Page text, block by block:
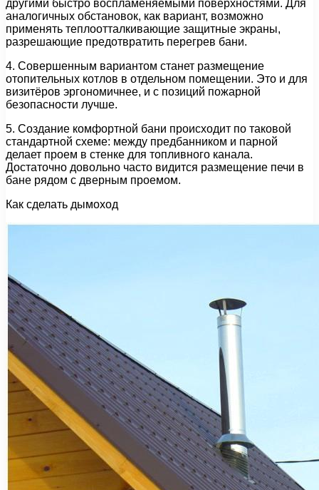
другими быстро воспламеняемыми поверхностями. Для
аналогичных обстановок, как вариант, возможно
применять теплоотталкивающие защитные экраны,
разрешающие предотвратить перегрев бани.
4. Совершенным вариантом станет размещение
отопительных котлов в отдельном помещении. Это и для
визитёров эргономичнее, и с позиций пожарной
безопасности лучше.
5. Создание комфортной бани происходит по таковой
стандартной схеме: между предбанником и парной
делает проем в стенке для топливного канала.
Достаточно довольно часто видится размещение печи в
бане рядом с дверным проемом.
Как сделать дымоход